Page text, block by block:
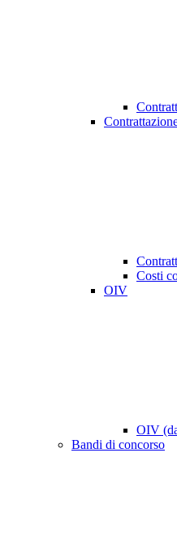
Costi
OIV
OIV
Bandi di concorso